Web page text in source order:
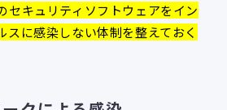
セキュリティソフトウェアをイン
スに感染しない体制を整えておく